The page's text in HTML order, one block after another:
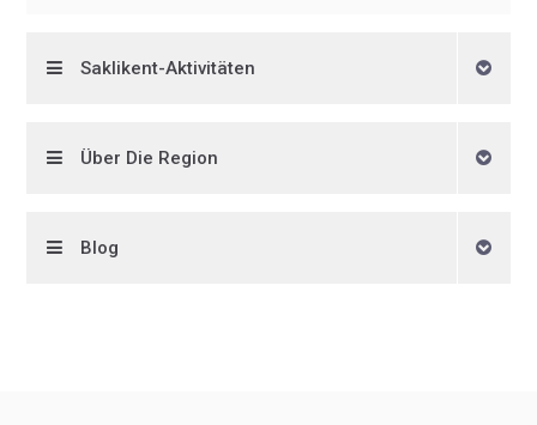
Saklikent-Aktivitäten
Über Die Region
Blog